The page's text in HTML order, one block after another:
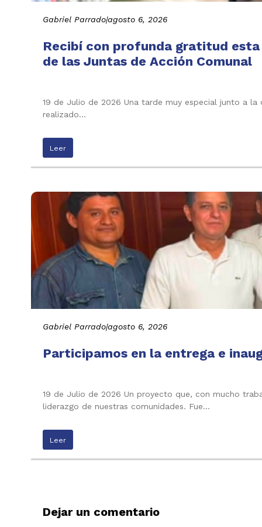
Gabriel Parrado|agosto 6, 2026
Recibí con profunda gratitud
de las Juntas de Acción Comunal
19 de Julio de 2026 Una tarde muy especial junto a
realizado…
Leer
Gabriel Parrado|agosto 6, 2026
Participamos en la entrega e
19 de Julio de 2026 Un proyecto que, con mucho
liderazgo de nuestras comunidades. Fue…
Leer
Dejar un comentario